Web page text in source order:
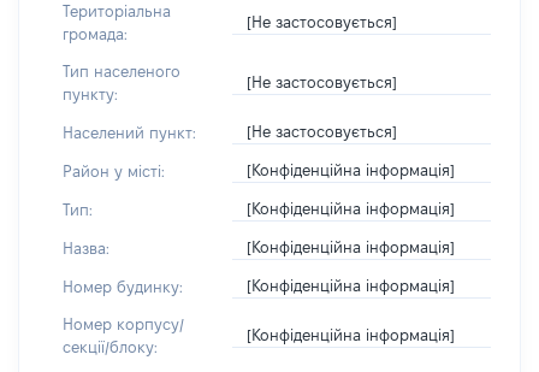
Територіальна
громада:
[Не застосовується]
Тип населеного
пункту:
[Не застосовується]
Населений пункт: [Не застосовується]
Район у місті: [Конфіденційна інформація]
Тип: [Конфіденційна інформація]
Назва: [Конфіденційна інформація]
Номер будинку: [Конфіденційна інформація]
Номер корпусу/
секції/блоку:
[Конфіденційна інформація]